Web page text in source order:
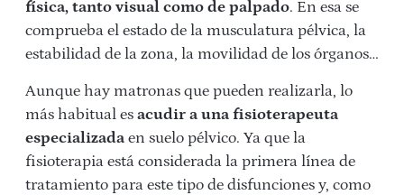
física, tanto visual como de palpado. En esa se
comprueba el estado de la musculatura pélvica, la
estabilidad de la zona, la movilidad de los órganos…
Aunque hay matronas que pueden realizarla, lo
más habitual es acudir a una fisioterapeuta
especializada en suelo pélvico. Ya que la
fisioterapia está considerada la primera línea de
tratamiento para este tipo de disfunciones y, como